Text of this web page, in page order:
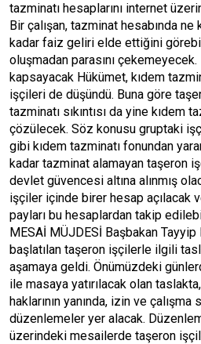
tazminatı hesaplarını internet
Bir çalışan, tazminat hesabında
kadar faiz geliri elde ettiğini
oluşmadan parasını çekemeyecek.
kapsayacak Hükümet, kıdem
işçileri de düşündü. Buna göre
tazminatı sıkıntısı da yine kıdem
çözülecek. Söz konusu gruptaki
gibi kıdem tazminatı fonundan
kadar tazminat alamayan taşeron
devlet güvencesi altına alınmış
işçiler içinde birer hesap açılacak
payları bu hesaplardan takip
MESAİ MÜJDESİ Başbakan Tayyip
başlatılan taşeron işçilerle ilgili
aşamaya geldi. Önümüzdeki
ile masaya yatırılacak olan
haklarının yanında, izin ve
düzenlemeler yer alacak.
üzerindeki mesailerde taşeron